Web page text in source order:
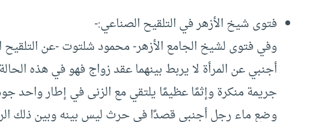
فتوى شيخ الأزهر في التلقيح الصناعي:-
وفي فتوى لشيخ الجامع الأزهر- محمود شلتوت -عن التلقيح
أجنبي عن المرأة لا يربط بينهما عقد زواج فهو في هذه
جريمة منكرة وإثمًا عظيمًا يلتقي مع الزنى في إطار واحد
وضع ماء رجل أجنبي قصدًا في حرث ليس بينه وبين ذلك